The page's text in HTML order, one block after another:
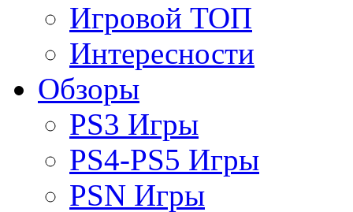
Игровой ТОП
Интересности
Обзоры
PS3 Игры
PS4-PS5 Игры
PSN Игры